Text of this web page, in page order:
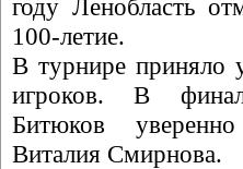
году Ленобласть
100-летие.
В турнире приняло
игроков. В
Битюков
Виталия Смирнова.